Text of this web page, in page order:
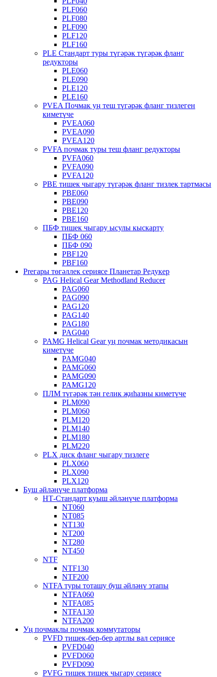
PLF060
PLF080
PLF090
PLF120
PLF160
PLE Стандарт туры түгәрәк түгәрәк фланг
редукторы
PLE060
PLE090
PLE120
PLE160
PVEA Почмак уң теш түгәрәк фланг тизлеген
киметүче
PVEA060
PVEA090
PVEA120
PVFA почмак туры теш фланг редукторы
PVFA060
PVFA090
PVFA120
PBE тишек чыгару түгәрәк фланг тизлек тартмасы
PBE060
PBE090
PBE120
PBE160
ПБФ тишек чыгару ысулы кыскарту
ПБФ 060
ПБФ 090
PBF120
PBF160
Preгары төгәллек сериясе Планетар Редукер
PAG Helical Gear Methodland Reducer
PAG060
PAG090
PAG120
PAG140
PAG180
PAG040
PAMG Helical Gear уң почмак методикасын
киметүче
PAMG040
PAMG060
PAMG090
PAMG120
ПЛМ түгәрәк тән гелик җиһазны киметүче
PLM090
PLM060
PLM120
PLM140
PLM180
PLM220
PLX диск фланг чыгару тизлеге
PLX060
PLX090
PLX120
Буш әйләнүче платформа
НТ-Стандарт куыш әйләнүче платформа
NT060
NT085
NT130
NT200
NT280
NT450
NTF
NTF130
NTF200
NTFA туры тоташу буш әйләнү этапы
NTFA060
NTFA085
NTFA130
NTFA200
Уң почмаклы почмак коммутаторы
PVFD тишек-бер-бер артлы вал сериясе
PVFD040
PVFD060
PVFD090
PVFG тишек тишек чыгару сериясе